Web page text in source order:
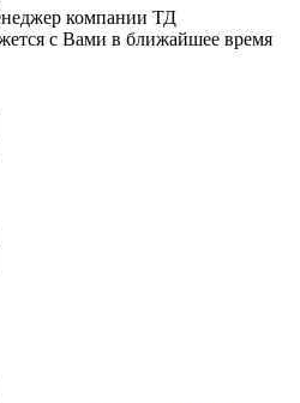
компании ТД
с Вами в ближайшее время